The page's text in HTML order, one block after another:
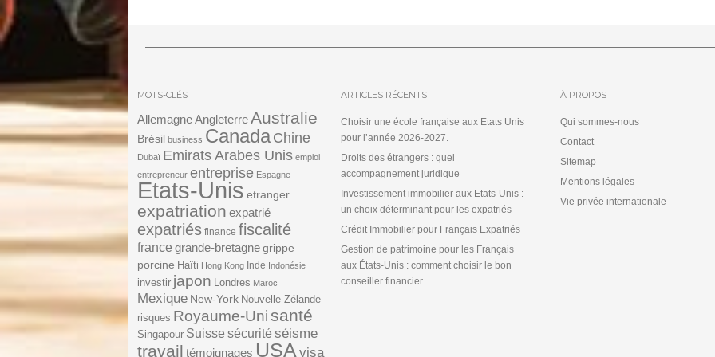
MOTS-CLÉS
AllemagneAngleterreAustralie
Brésil business CanadaChine
Dubaï Emirats Arabes Unis emploi
entrepreneur entreprise Espagne
Etats-Unis etranger
expatriation expatrié
expatriés finance fiscalité
france grande-bretagnegrippe
porcine Haïti Hong Kong Inde Indonésie
investir japon Londres Maroc
Mexique New-York Nouvelle-Zélande
risques Royaume-Unisanté
Singapour Suisse sécurité séisme
travail témoignages USA visa
ARTICLES RÉCENTS
Choisir une école française aux Etats Unis
pour l’année 2026-2027.
Droits des étrangers : quel
accompagnement juridique
Investissement immobilier aux Etats-Unis :
un choix déterminant pour les expatriés
Crédit Immobilier pour Français Expatriés
Gestion de patrimoine pour les Français
aux États-Unis : comment choisir le bon
conseiller financier
À PROPOS
Qui sommes-nous
Contact
Sitemap
Mentions légales
Vie privée internationale